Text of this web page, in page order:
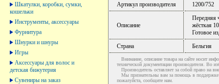
Шкатулки, коробки, сумки,
кошельки
Инструменты, аксессуары
Фурнитура
Шнурки и шнуры
Игры
Аксессуары для волос и
детская бижутерия
Сувениры на заказ
Артикул производителя
1200/752
Описание
Передняя
жёсткая
Готовое
Страна
Бельгия
Внимание, описание товара на сайте носит
технической документации производителя. Во
Производитель оставляет за собой право на
Мы признательны вам за помощь в поддержке
пожалуйста, сообщите нам.